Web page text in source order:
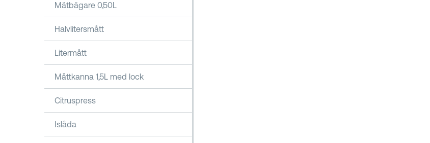
Mätbägare 0,50L
Halvlitersmått
Litermått
Måttkanna 1,5L med lock
Citruspress
Islåda